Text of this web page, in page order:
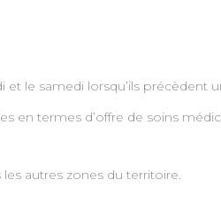
le samedi lorsqu’ils précèdent
en termes d’offre de soins
autres zones du territoire.